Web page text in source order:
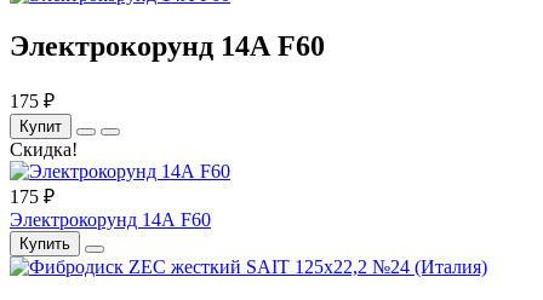
Электрокорунд 14А F60
175 ₽
Купит
Скидка!
175 ₽
Электрокорунд 14А F60
Купить